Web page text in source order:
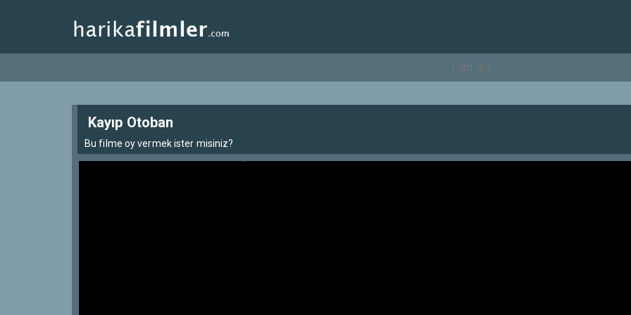
Kayıp Otoban
Bu filme oy vermek ister misiniz?